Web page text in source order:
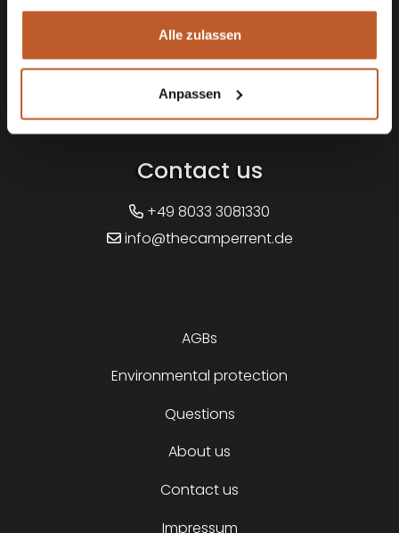
gesammelt haben.
Alle zulassen
Anpassen
Kiefersfelden
Bas van de Sande, Jeffrey de Klerk
Am Rain 53
Contact us
+49 8033 3081330
info@thecamperrent.de
AGBs
Environmental protection
Questions
About us
Contact us
Impressum